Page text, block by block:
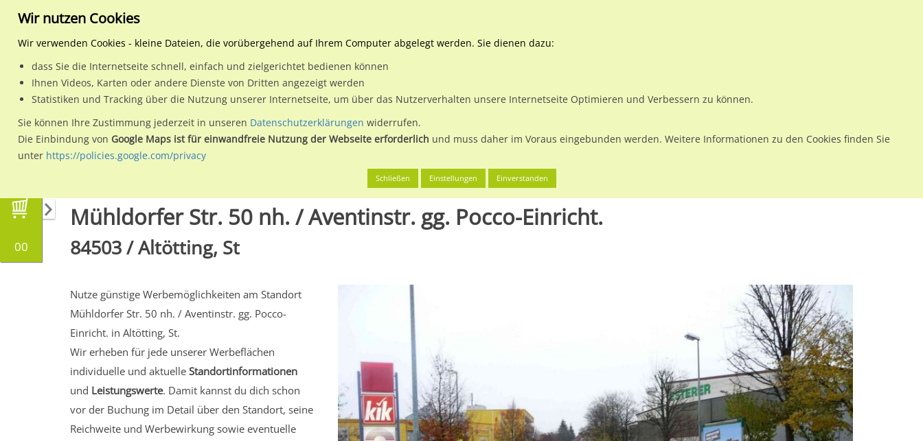
Planen & Buchen Plakatwerbung
Wähle den Werbestandort:
00
Mühldorfer Str. 50 nh. / Aventinstr. gg. Pocco-Einricht.
Mühldorfer Str. 50 nh. / Aventinstr. gg. Pocco-Einricht.
84503 / Altötting, St
Nutze günstige Werbemöglichkeiten am Standort
Mühldorfer Str. 50 nh. / Aventinstr. gg. Pocco-
Einricht. in Altötting, St.
Wir erheben für jede unserer Werbeflächen
individuelle und aktuelle Standortinformationen
und Leistungswerte. Damit kannst du dich schon
vor der Buchung im Detail über den Standort, seine
Reichweite und Werbewirkung sowie eventuelle
Wir nutzen Cookies
Wir verwenden Cookies - kleine Dateien, die vorübergehend auf Ihrem Computer abgelegt werden. Sie dienen dazu:
dass Sie die Internetseite schnell, einfach und zielgerichtet bedienen können
Ihnen Videos, Karten oder andere Dienste von Dritten angezeigt werden
Statistiken und Tracking über die Nutzung unserer Internetseite, um über das Nutzerverhalten unsere Internetseite Optimieren und Verbessern zu können.
Sie können Ihre Zustimmung jederzeit in unseren Datenschutzerklärungen widerrufen.
Die Einbindung von Google Maps ist für einwandfreie Nutzung der Webseite erforderlich und muss daher im Voraus eingebunden werden. Weitere Informationen zu den Cookies finden Sie
unter https://policies.google.com/privacy
Schließen Einstellungen Einverstanden